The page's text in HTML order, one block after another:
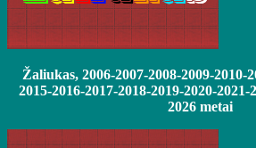
Žaliukas, 2006-2007-2008-2009-2010-
2015-2016-2017-2018-2019-2020-2021-
2026 metai